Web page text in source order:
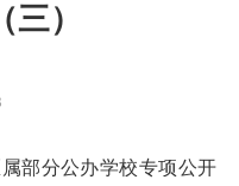
）
部分公办学校专项公开